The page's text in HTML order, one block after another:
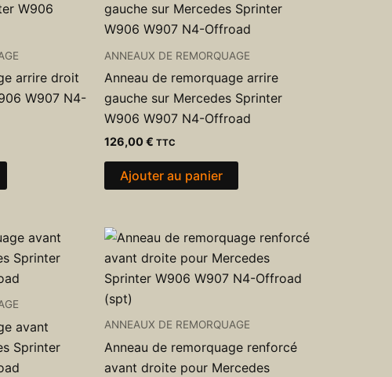
arrire droit
W907 N4-
ANNEAUX DE REMORQUAGE
Anneau de remorquage arrire
gauche sur Mercedes Sprinter
W906 W907 N4-Offroad
126,00€ TTC
Ajouter au panier
avant
Sprinter
ANNEAUX DE REMORQUAGE
Anneau de remorquage renforcé
avant droite pour Mercedes